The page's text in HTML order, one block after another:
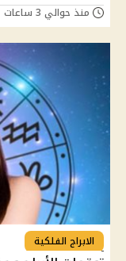
منذ حوالي 3 ساعات
الابراج الفلكية